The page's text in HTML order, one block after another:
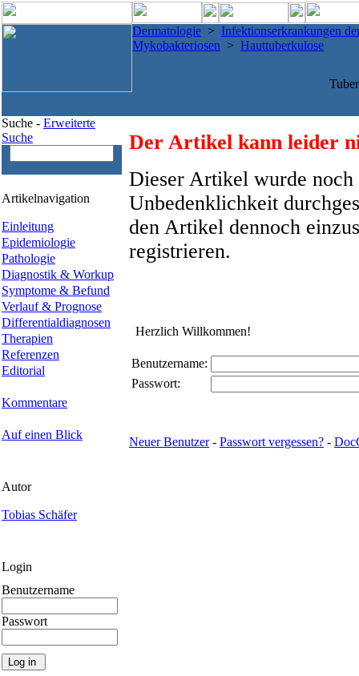
Dermatologie > Infektionserkrankungen
Mykobakteriosen > Hauttuberkulose
Suche - Erweiterte
Suche
Artikelnavigation
Einleitung
Epidemiologie
Pathologie
Diagnostik & Workup
Symptome & Befund
Verlauf & Prognose
Differentialdiagnosen
Therapien
Referenzen
Editorial
Kommentare
Auf einen Blick
Autor
Tobias Schäfer
Login
Benutzername
Passwort
Der Artikel kann leider
Dieser Artikel wurde
Unbedenklichkeit
den Artikel dennoch
registrieren.
Herzlich Willkommen!
Benutzername:
Passwort:
Neuer Benutzer- Passwort vergessen? -